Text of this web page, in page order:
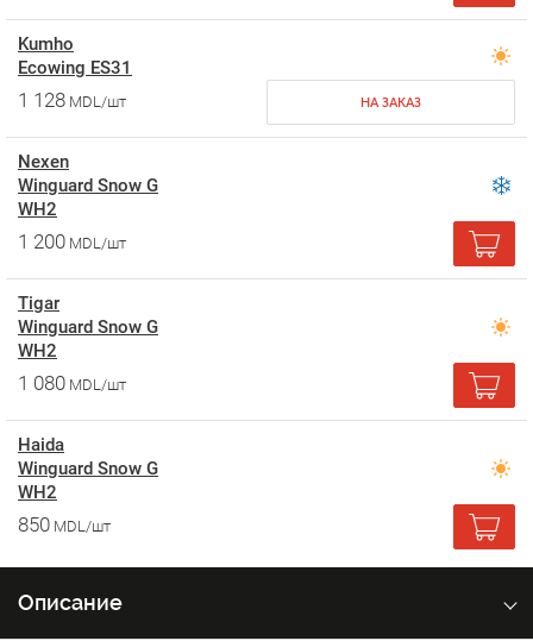
Kumho
Ecowing ES31
1 128 MDL/шт НА ЗАКАЗ
Nexen
Winguard Snow G
WH2
1 200 MDL/шт
Tigar
Winguard Snow G
WH2
1 080 MDL/шт
Haida
Winguard Snow G
WH2
850 MDL/шт
Описание